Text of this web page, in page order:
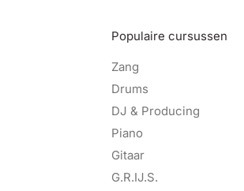
Populaire cursussen
Zang
Drums
DJ & Producing
Piano
Gitaar
G.R.IJ.S.